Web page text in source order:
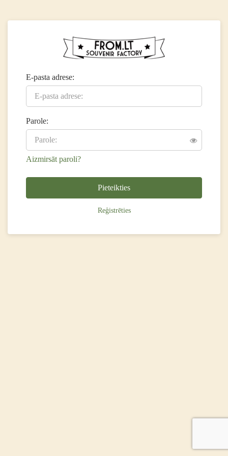
E-pasta adrese:
Parole:
Aizmirsāt paroli?
Pieteikties
Reģistrēties